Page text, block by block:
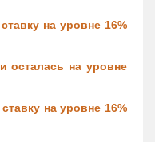
на уровне 16%
осталась на уровне
на уровне 16%